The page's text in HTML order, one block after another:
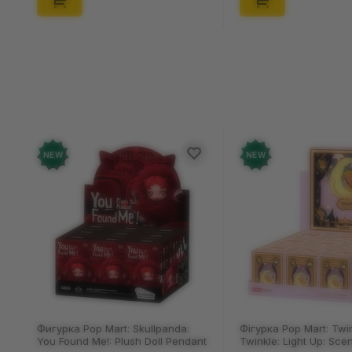
NEW
Фігурка Pop Mart: Twinkle
Twinkle: Light Up: Scene Sets